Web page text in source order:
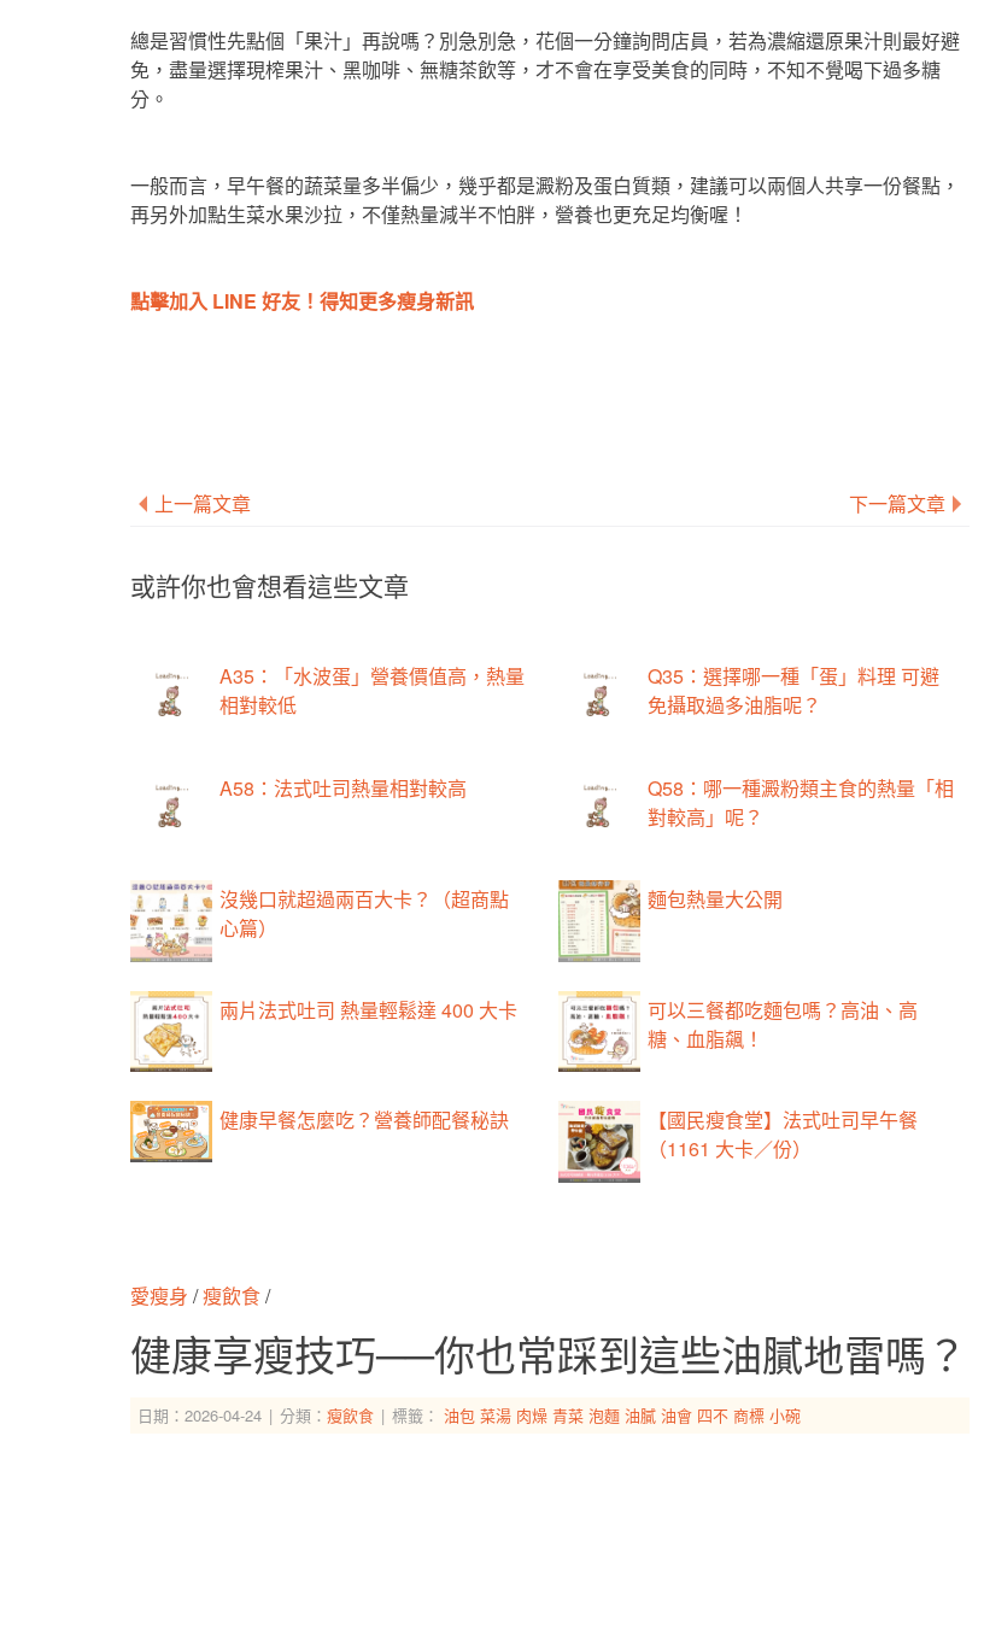
總是習慣性先點個「果汁」再說嗎？別急別急，花個一分鐘詢問店員，若為濃縮還原果汁則最好避
免，盡量選擇現榨果汁、黑咖啡、無糖茶飲等，才不會在享受美食的同時，不知不覺喝下過多糖
分。
一般而言，早午餐的蔬菜量多半偏少，幾乎都是澱粉及蛋白質類，建議可以兩個人共享一份餐點，
再另外加點生菜水果沙拉，不僅熱量減半不怕胖，營養也更充足均衡喔！
點擊加入 LINE 好友！得知更多瘦身新訊
上一篇文章 下一篇文章
或許你也會想看這些文章
A35：「水波蛋」營養價值高，熱量
相對較低
Q35：選擇哪一種「蛋」料理 可避
免攝取過多油脂呢？
A58：法式吐司熱量相對較高
Q58：哪一種澱粉類主食的熱量「相
對較高」呢？
沒幾口就超過兩百大卡？（超商點
心篇）
麵包熱量大公開
兩片法式吐司 熱量輕鬆達 400 大卡
可以三餐都吃麵包嗎？高油、高
糖、血脂飆！
健康早餐怎麼吃？營養師配餐秘訣
【國民瘦食堂】法式吐司早午餐
（1161 大卡／份）
愛瘦身 /瘦飲食/
健康享瘦技巧──你也常踩到這些油膩地雷嗎？
日期：2026-04-24 分類： 瘦飲食 標籤： 油包 菜湯 肉燥 青菜 泡麵 油膩 油會 四不 商標 小碗